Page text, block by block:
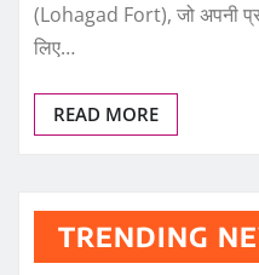
(Lohagad Fort), जो अपनी
लिए…
READ MORE
TRENDING